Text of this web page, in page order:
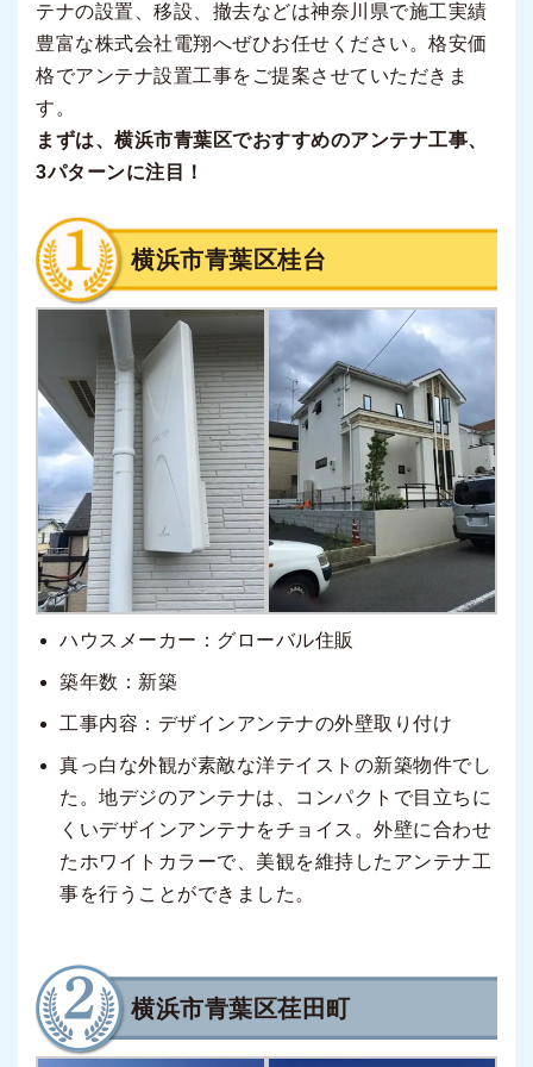
テナの設置、移設、撤去などは神奈川県で施工実績
豊富な株式会社電翔へぜひお任せください。格安価
格でアンテナ設置工事をご提案させていただきま
す。
まずは、横浜市青葉区でおすすめのアンテナ工事、
3パターンに注目！
横浜市青葉区桂台
ハウスメーカー：グローバル住販
築年数：新築
工事内容：デザインアンテナの外壁取り付け
真っ白な外観が素敵な洋テイストの新築物件でし
た。地デジのアンテナは、コンパクトで目立ちに
くいデザインアンテナをチョイス。外壁に合わせ
たホワイトカラーで、美観を維持したアンテナ工
事を行うことができました。
横浜市青葉区荏田町